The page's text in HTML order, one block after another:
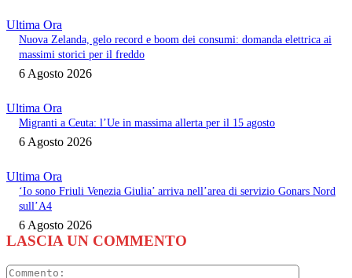
Ultima Ora
Nuova Zelanda, gelo record e boom dei consumi: domanda elettrica ai
massimi storici per il freddo
6 Agosto 2026
Ultima Ora
Migranti a Ceuta: l’Ue in massima allerta per il 15 agosto
6 Agosto 2026
Ultima Ora
‘Io sono Friuli Venezia Giulia’ arriva nell’area di servizio Gonars Nord
sull’A4
6 Agosto 2026
LASCIA UN COMMENTO